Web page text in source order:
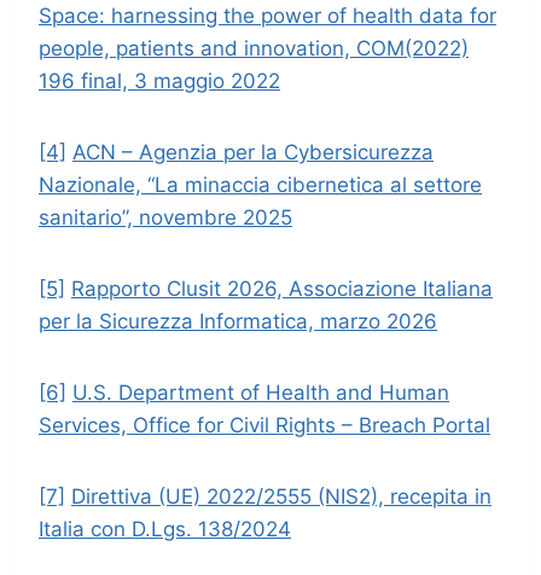
Space: harnessing the power of health data for
people, patients and innovation, COM(2022)
196 final, 3 maggio 2022
[4] ACN – Agenzia per la Cybersicurezza
Nazionale, “La minaccia cibernetica al settore
sanitario”, novembre 2025
[5] Rapporto Clusit 2026, Associazione Italiana
per la Sicurezza Informatica, marzo 2026
[6] U.S. Department of Health and Human
Services, Office for Civil Rights – Breach Portal
[7] Direttiva (UE) 2022/2555 (NIS2), recepita in
Italia con D.Lgs. 138/2024